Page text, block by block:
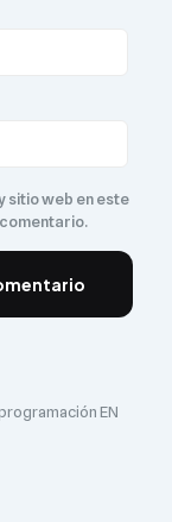
sitio web en este
EN